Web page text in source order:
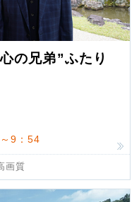
の兄弟”ふたり
9：54
画質